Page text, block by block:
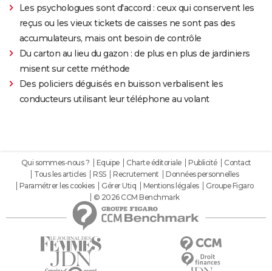
Les psychologues sont d'accord : ceux qui conservent les
reçus ou les vieux tickets de caisses ne sont pas des
accumulateurs, mais ont besoin de contrôle
Du carton au lieu du gazon : de plus en plus de jardiniers
misent sur cette méthode
Des policiers déguisés en buisson verbalisent les
conducteurs utilisant leur téléphone au volant
Qui sommes-nous ? Equipe Charte éditoriale Publicité
Contact
Tous les articles
RSS Recrutement
Données personnelles
Paramétrer les cookies
Gérer Utiq Mentions légales
Groupe Figaro
© 2026 CCM Benchmark